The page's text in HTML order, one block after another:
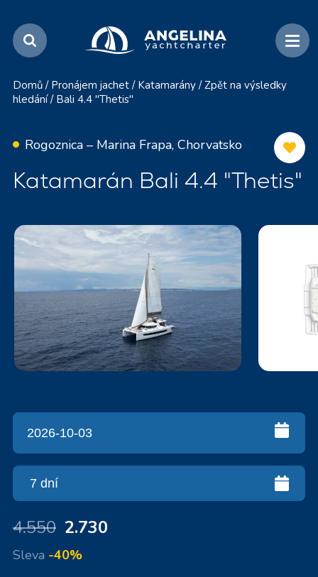
Domů / Pronájem jachet / Katamarány / Zpět na výsledky
hledání / Bali 4.4 "Thetis"
Rogoznica – Marina Frapa, Chorvatsko
Katamarán Bali 4.4 "Thetis"
4.550 2.730
Sleva -40%